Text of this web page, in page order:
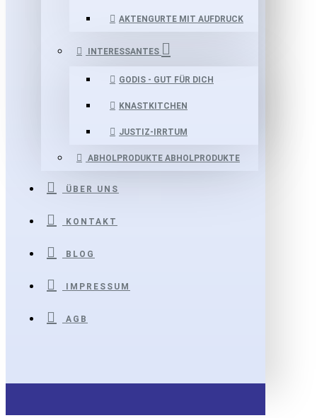
AKTENGURTE MIT AUFDRUCK
INTERESSANTES
GODIS - GUT FÜR DICH
KNASTKITCHEN
JUSTIZ-IRRTUM
ABHOLPRODUKTE ABHOLPRODUKTE
ÜBER UNS
KONTAKT
BLOG
IMPRESSUM
AGB